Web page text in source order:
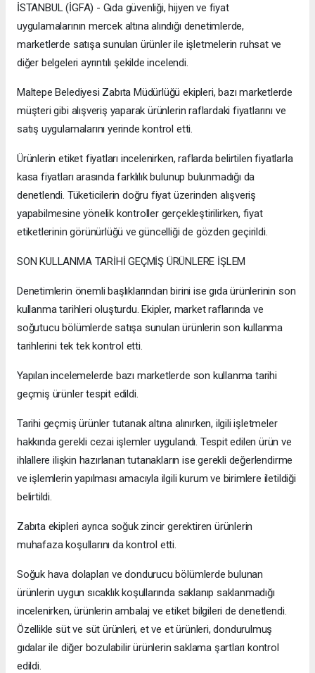
İSTANBUL (İGFA) - Gıda güvenliği, hijyen ve fiyat
uygulamalarının mercek altına alındığı denetimlerde,
marketlerde satışa sunulan ürünler ile işletmelerin ruhsat ve
diğer belgeleri ayrıntılı şekilde incelendi.
Maltepe Belediyesi Zabıta Müdürlüğü ekipleri, bazı marketlerde
müşteri gibi alışveriş yaparak ürünlerin raflardaki fiyatlarını ve
satış uygulamalarını yerinde kontrol etti.
Ürünlerin etiket fiyatları incelenirken, raflarda belirtilen fiyatlarla
kasa fiyatları arasında farklılık bulunup bulunmadığı da
denetlendi. Tüketicilerin doğru fiyat üzerinden alışveriş
yapabilmesine yönelik kontroller gerçekleştirilirken, fiyat
etiketlerinin görünürlüğü ve güncelliği de gözden geçirildi.
SON KULLANMA TARİHİ GEÇMİŞ ÜRÜNLERE İŞLEM
Denetimlerin önemli başlıklarından birini ise gıda ürünlerinin son
kullanma tarihleri oluşturdu. Ekipler, market raflarında ve
soğutucu bölümlerde satışa sunulan ürünlerin son kullanma
tarihlerini tek tek kontrol etti.
Yapılan incelemelerde bazı marketlerde son kullanma tarihi
geçmiş ürünler tespit edildi.
Tarihi geçmiş ürünler tutanak altına alınırken, ilgili işletmeler
hakkında gerekli cezai işlemler uygulandı. Tespit edilen ürün ve
ihlallere ilişkin hazırlanan tutanakların ise gerekli değerlendirme
ve işlemlerin yapılması amacıyla ilgili kurum ve birimlere iletildiği
belirtildi.
Zabıta ekipleri ayrıca soğuk zincir gerektiren ürünlerin
muhafaza koşullarını da kontrol etti.
Soğuk hava dolapları ve dondurucu bölümlerde bulunan
ürünlerin uygun sıcaklık koşullarında saklanıp saklanmadığı
incelenirken, ürünlerin ambalaj ve etiket bilgileri de denetlendi.
Özellikle süt ve süt ürünleri, et ve et ürünleri, dondurulmuş
gıdalar ile diğer bozulabilir ürünlerin saklama şartları kontrol
edildi.